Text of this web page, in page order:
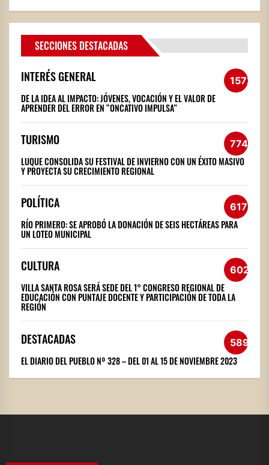
SECCIONES DESTACADAS
INTERÉS GENERAL 1572
DE LA IDEA AL IMPACTO: JÓVENES, VOCACIÓN Y EL VALOR DE
APRENDER DEL ERROR EN “ONCATIVO IMPULSA”
TURISMO 774
LUQUE CONSOLIDA SU FESTIVAL DE INVIERNO CON UN ÉXITO MASIVO
Y PROYECTA SU CRECIMIENTO REGIONAL
POLÍTICA 617
RÍO PRIMERO: SE APROBÓ LA DONACIÓN DE SEIS HECTÁREAS PARA
UN LOTEO MUNICIPAL
CULTURA 602
VILLA SANTA ROSA SERÁ SEDE DEL 1° CONGRESO REGIONAL DE
EDUCACIÓN CON PUNTAJE DOCENTE Y PARTICIPACIÓN DE TODA LA
REGIÓN
DESTACADAS 589
EL DIARIO DEL PUEBLO Nº 328 – DEL 01 AL 15 DE NOVIEMBRE 2023